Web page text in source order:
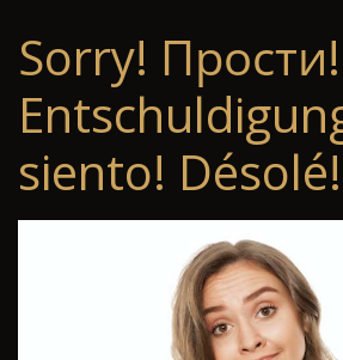
Sorry! Прости!
siento! Désolé!